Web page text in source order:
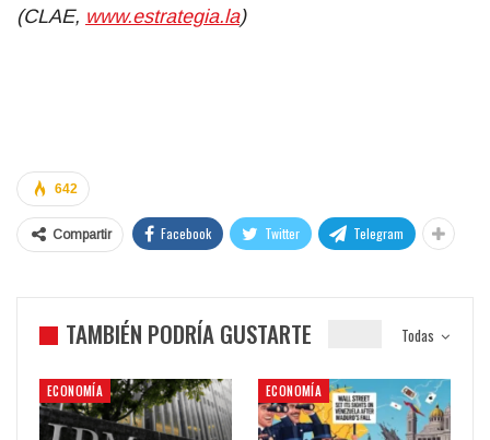
(CLAE, www.estrategia.la)
642
Compartir Facebook Twitter Telegram
Todas
TAMBIÉN PODRÍA GUSTARTE
ECONOMÍA ECONOMÍA